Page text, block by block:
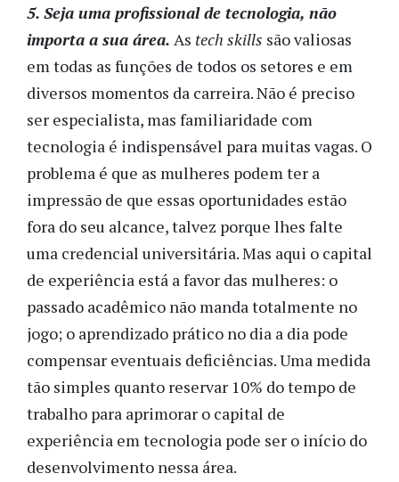
5. Seja uma profissional de tecnologia, não
importa a sua área. As tech skills são valiosas
em todas as funções de todos os setores e em
diversos momentos da carreira. Não é preciso
ser especialista, mas familiaridade com
tecnologia é indispensável para muitas vagas. O
problema é que as mulheres podem ter a
impressão de que essas oportunidades estão
fora do seu alcance, talvez porque lhes falte
uma credencial universitária. Mas aqui o capital
de experiência está a favor das mulheres: o
passado acadêmico não manda totalmente no
jogo; o aprendizado prático no dia a dia pode
compensar eventuais deficiências. Uma medida
tão simples quanto reservar 10% do tempo de
trabalho para aprimorar o capital de
experiência em tecnologia pode ser o início do
desenvolvimento nessa área.